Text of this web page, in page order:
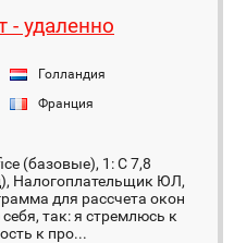
- удаленно
Голландия
Франция
(базовые), 1: С 7,8
Налогоплательщик ЮЛ,
для рассчета окон
так: я стремлюсь к
к про...